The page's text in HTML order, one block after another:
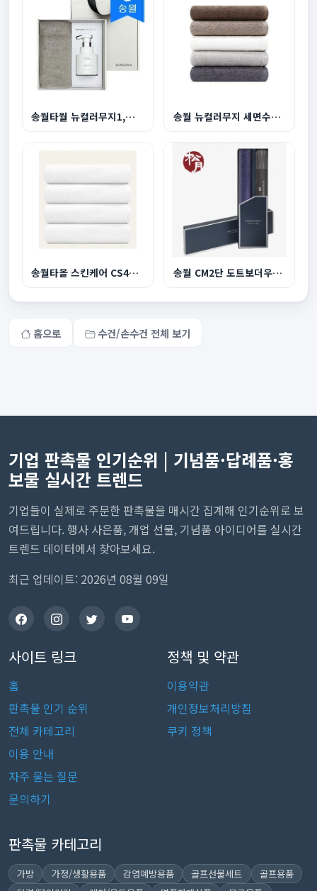
송월타월 뉴컬러무지1,생활공작소 핸드워시250ml1 송월 뉴컬러무지 세면수건 150g
송월타올 스킨케어 CS40 업소용 수건 120g 면20수 송월 CM2단 도트보더우산 송월코마사160g수건세트
홈으로 수건/손수건 전체 보기
기업 판촉물 인기순위 | 기념품·답례품·홍
보물 실시간 트렌드
기업들이 실제로 주문한 판촉물을 매시간 집계해 인기순위로 보
여드립니다. 행사 사은품, 개업 선물, 기념품 아이디어를 실시간
트렌드 데이터에서 찾아보세요.
최근 업데이트: 2026년 08월 09일
사이트 링크
홈
판촉물 인기 순위
전체 카테고리
이용 안내
자주 묻는 질문
문의하기
정책 및 약관
이용약관
개인정보처리방침
쿠키 정책
판촉물 카테고리
가방 가정/생활용품 감염예방용품 골프선물세트
골프용품